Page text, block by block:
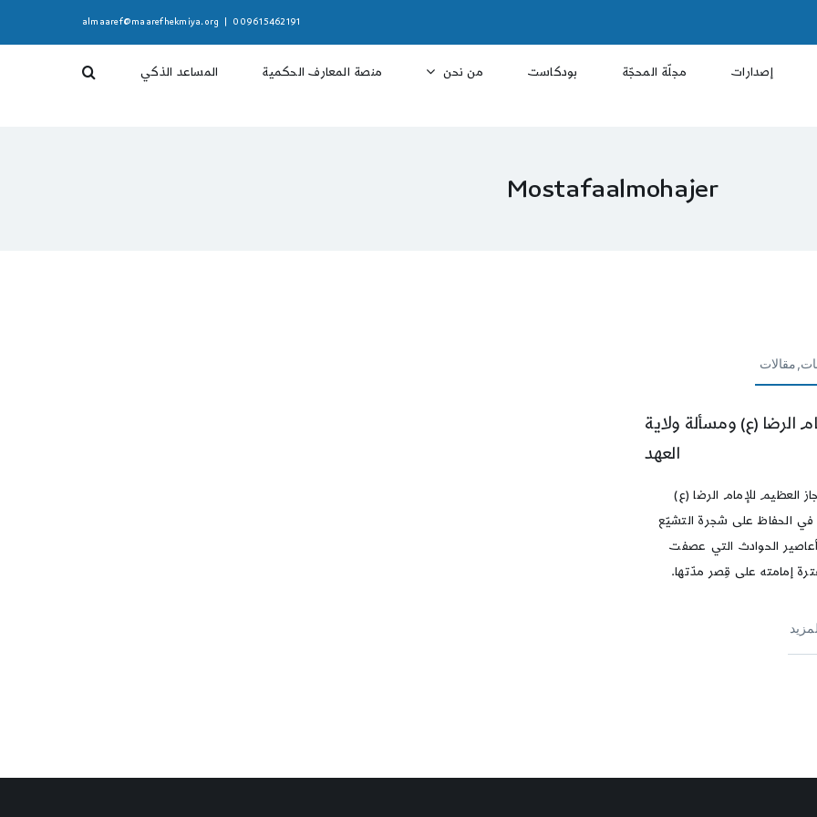
009615462191
almaaref@maarefhekmiya.org
إصدارات مجلّة المحجّة بودكاست من نحن منصة المعارف الحكمية المساعد الذكي
Mostafaalmohajer
الرضا (ع) ومسألة ولاية
العهد
العظيم للإمام الرضا (ع)
في الحفاظ على شجرة التشيّع
الحوادث التي عصفت
إمامته على قِصر مدّتها.